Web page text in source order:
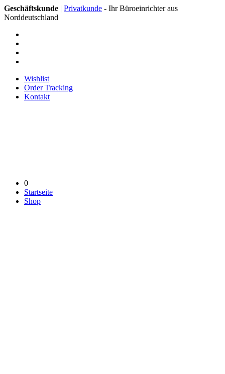
Geschäftskunde | Privatkunde - Ihr Büroeinrichter aus
Norddeutschland
Wishlist
Order Tracking
Kontakt
0
Startseite
Shop